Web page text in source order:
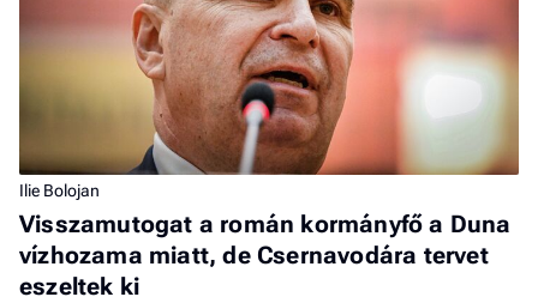
Ilie Bolojan
Visszamutogat a román kormányfő a Duna
vízhozama miatt, de Csernavodára tervet
eszeltek ki